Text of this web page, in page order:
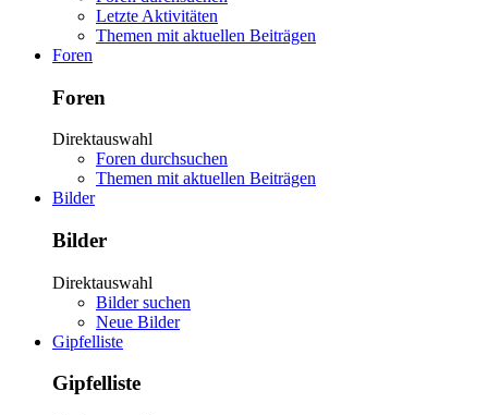
Letzte Aktivitäten
Themen mit aktuellen Beiträgen
Foren
Foren
Direktauswahl
Foren durchsuchen
Themen mit aktuellen Beiträgen
Bilder
Bilder
Direktauswahl
Bilder suchen
Neue Bilder
Gipfelliste
Gipfelliste